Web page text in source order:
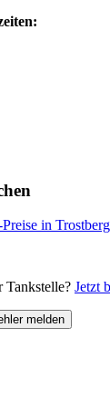
in Trostberg
Tankstelle? Jetzt
melden